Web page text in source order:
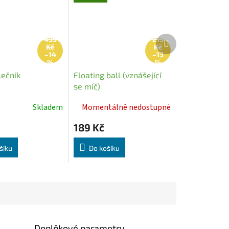
499
Kč
–14
%
Skladem
219
Kč
–13
%
Floating ball (vznášející
se míč)
Momentálně nedostupné
189 Kč
Do košíku
Další
produkt